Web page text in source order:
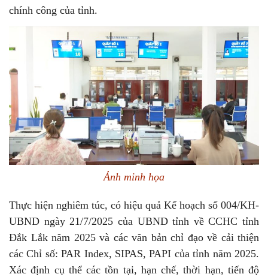
chính công của tỉnh.
Ảnh minh họa
Thực hiện nghiêm túc, có hiệu quả Kế hoạch số 004/KH-
UBND ngày 21/7/2025 của UBND tỉnh về CCHC tỉnh
Đắk Lắk năm 2025 và các văn bản chỉ đạo về cải thiện
các Chỉ số: PAR Index, SIPAS, PAPI của tỉnh năm 2025.
Xác định cụ thể các tồn tại, hạn chế, thời hạn, tiến độ